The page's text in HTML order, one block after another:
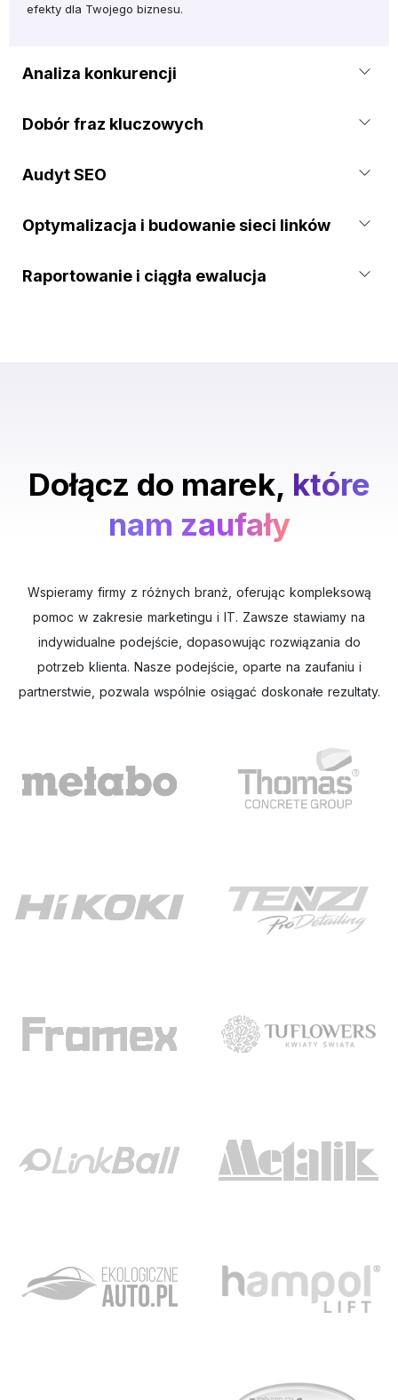
efekty dla Twojego biznesu.
Analiza konkurencji
Dobór fraz kluczowych
Audyt SEO
Optymalizacja i budowanie sieci linków
Raportowanie i ciągła ewalucja
Dołącz do marek, które
nam zaufały
Wspieramy firmy z różnych branż, oferując kompleksową
pomoc w zakresie marketingu i IT. Zawsze stawiamy na
indywidualne podejście, dopasowując rozwiązania do
potrzeb klienta. Nasze podejście, oparte na zaufaniu i
partnerstwie, pozwala wspólnie osiągać doskonałe rezultaty.